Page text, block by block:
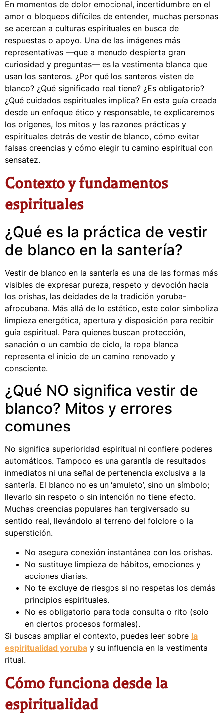
En momentos de dolor emocional, incertidumbre en el
amor o bloqueos difíciles de entender, muchas personas
se acercan a culturas espirituales en busca de
respuestas o apoyo. Una de las imágenes más
representativas —que a menudo despierta gran
curiosidad y preguntas— es la vestimenta blanca que
usan los santeros. ¿Por qué los santeros visten de
blanco? ¿Qué significado real tiene? ¿Es obligatorio?
¿Qué cuidados espirituales implica? En esta guía creada
desde un enfoque ético y responsable, te explicaremos
los orígenes, los mitos y las razones prácticas y
espirituales detrás de vestir de blanco, cómo evitar
falsas creencias y cómo elegir tu camino espiritual con
sensatez.
Contexto y fundamentos
espirituales
¿Qué es la práctica de vestir
de blanco en la santería?
Vestir de blanco en la santería es una de las formas más
visibles de expresar pureza, respeto y devoción hacia
los orishas, las deidades de la tradición yoruba-
afrocubana. Más allá de lo estético, este color simboliza
limpieza energética, apertura y disposición para recibir
guía espiritual. Para quienes buscan protección,
sanación o un cambio de ciclo, la ropa blanca
representa el inicio de un camino renovado y
consciente.
¿Qué NO significa vestir de
blanco? Mitos y errores
comunes
No significa superioridad espiritual ni confiere poderes
automáticos. Tampoco es una garantía de resultados
inmediatos ni una señal de pertenencia exclusiva a la
santería. El blanco no es un ‘amuleto’, sino un símbolo;
llevarlo sin respeto o sin intención no tiene efecto.
Muchas creencias populares han tergiversado su
sentido real, llevándolo al terreno del folclore o la
superstición.
No asegura conexión instantánea con los orishas.
No sustituye limpieza de hábitos, emociones y
acciones diarias.
No te excluye de riesgos si no respetas los demás
principios espirituales.
No es obligatorio para toda consulta o rito (solo
en ciertos procesos formales).
Si buscas ampliar el contexto, puedes leer sobre la
espiritualidad yoruba y su influencia en la vestimenta
ritual.
Cómo funciona desde la
espiritualidad